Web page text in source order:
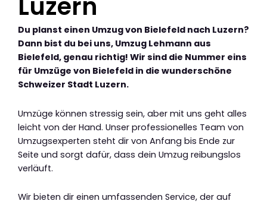
Luzern
Du planst einen Umzug von Bielefeld nach Luzern?
Dann bist du bei uns, Umzug Lehmann aus
Bielefeld, genau richtig! Wir sind die Nummer eins
für Umzüge von Bielefeld in die wunderschöne
Schweizer Stadt Luzern.
Umzüge können stressig sein, aber mit uns geht alles
leicht von der Hand. Unser professionelles Team von
Umzugsexperten steht dir von Anfang bis Ende zur
Seite und sorgt dafür, dass dein Umzug reibungslos
verläuft.
Wir bieten dir einen umfassenden Service, der auf